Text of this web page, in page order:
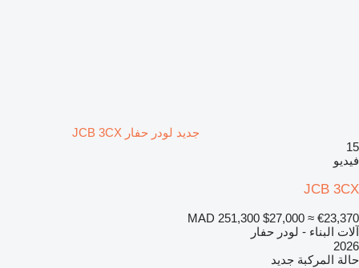
جديد لودر حفار JCB 3CX
15
فيديو
JCB 3CX
MAD 251,300 $27,000 ≈ €23,370
آلات البناء - لودر حفار
2026
حالة المركبة جديد